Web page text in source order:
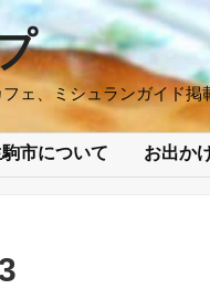
ェ、ミシュランガイド
市について お出か